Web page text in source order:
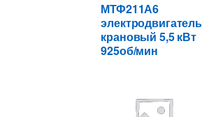
МТФ211А6
электродвигатель
крановый 5,5 кВт
925об/мин